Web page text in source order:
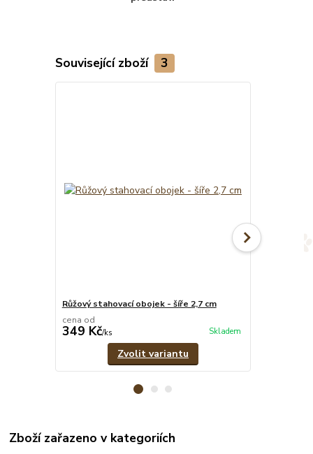
Související zboží 3
Růžový stahovací obojek - šíře 2,7 cm
cena od
349 Kč/ks Skladem
Zvolit variantu
Zboží zařazeno v kategoriích